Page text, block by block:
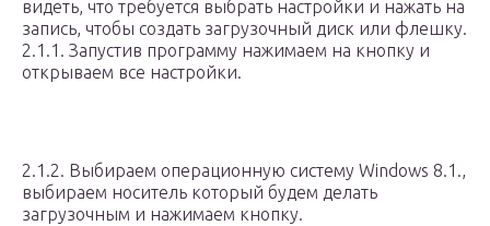
видеть, что требуется выбрать настройки и нажать на
запись, чтобы создать загрузочный диск или флешку.
2.1.1. Запустив программу нажимаем на кнопку и
открываем все настройки.
2.1.2. Выбираем операционную систему Windows 8.1.,
выбираем носитель который будем делать
загрузочным и нажимаем кнопку.